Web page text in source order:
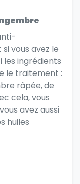
vous avez le
les ingrédients
le traitement :
râpée, de
cela, vous
avez aussi
huiles